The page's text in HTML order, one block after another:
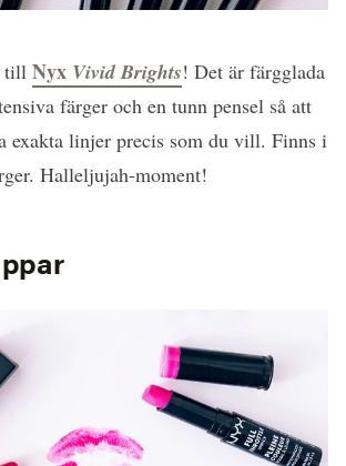
till Nyx Vivid Brights! Det är färgglada
färger och en tunn pensel så att
exakta linjer precis som du vill. Finns i
Halleljujah-moment!